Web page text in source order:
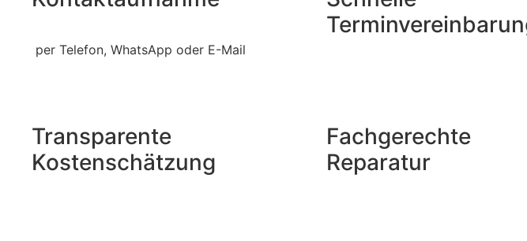
per Telefon, WhatsApp oder E-Mail
Transparente
Kostenschätzung
Fachgerechte
Reparatur